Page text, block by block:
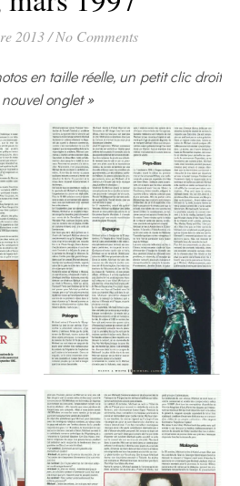
2013/ No Comments
onglet »